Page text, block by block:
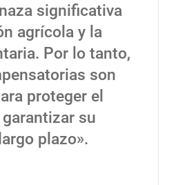
significativa
agrícola y la
Por lo tanto,
son
proteger el
su
plazo».